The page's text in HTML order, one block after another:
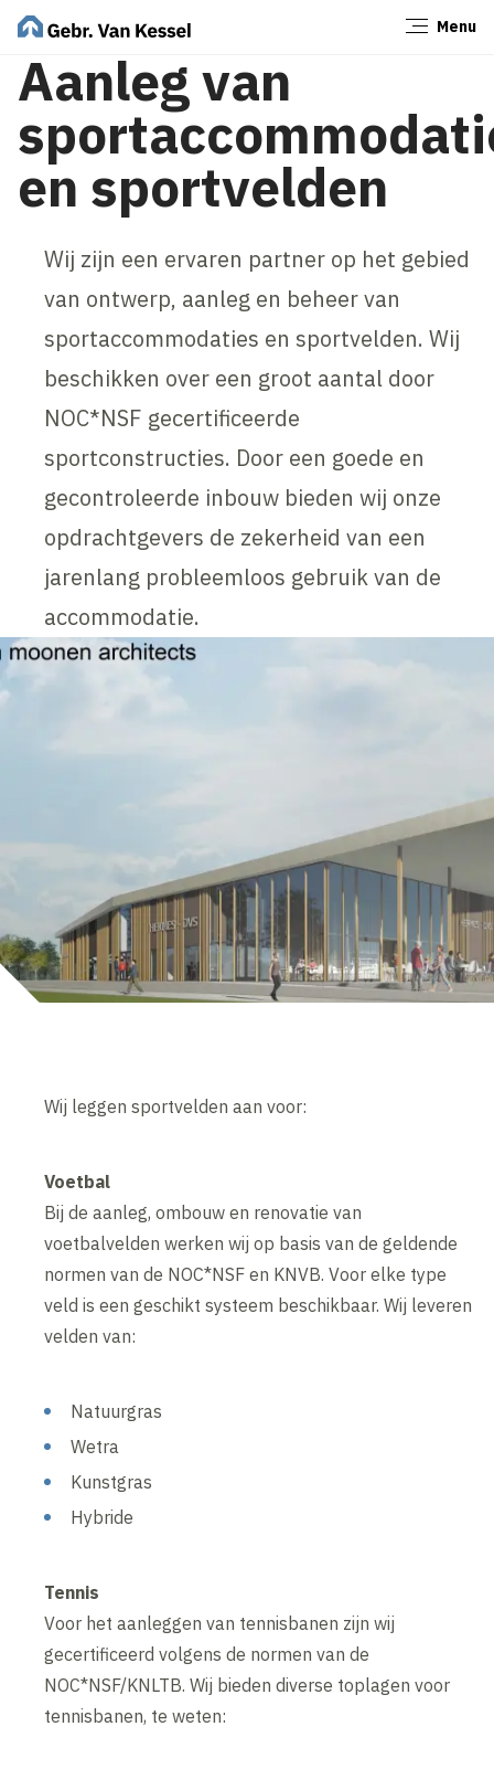
Menu
Aanleg van
en sportvelden
Wij zijn een ervaren partner op het gebied
van ontwerp, aanleg en beheer van
sportaccommodaties en sportvelden. Wij
beschikken over een groot aantal door
NOC*NSF gecertificeerde
sportconstructies. Door een goede en
gecontroleerde inbouw bieden wij onze
opdrachtgevers de zekerheid van een
jarenlang probleemloos gebruik van de
accommodatie.
Wij leggen sportvelden aan voor:
Voetbal
Bij de aanleg, ombouw en renovatie van
voetbalvelden werken wij op basis van de geldende
normen van de NOC*NSF en KNVB. Voor elke type
veld is een geschikt systeem beschikbaar. Wij leveren
velden van:
Natuurgras
Wetra
Kunstgras
Hybride
Tennis
Voor het aanleggen van tennisbanen zijn wij
gecertificeerd volgens de normen van de
NOC*NSF/KNLTB. Wij bieden diverse toplagen voor
tennisbanen, te weten:
Sluiten